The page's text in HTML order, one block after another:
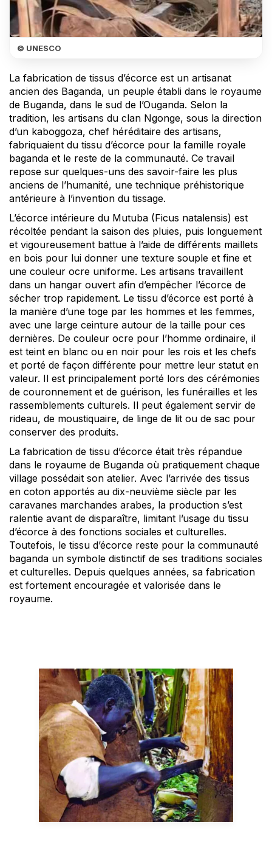
© UNESCO
La fabrication de tissus d’écorce est un artisanat
ancien des Baganda, un peuple établi dans le royaume
de Buganda, dans le sud de l’Ouganda. Selon la
tradition, les artisans du clan Ngonge, sous la direction
d’un kaboggoza, chef héréditaire des artisans,
fabriquaient du tissu d’écorce pour la famille royale
baganda et le reste de la communauté. Ce travail
repose sur quelques-uns des savoir-faire les plus
anciens de l’humanité, une technique préhistorique
antérieure à l’invention du tissage.
L’écorce intérieure du Mutuba (Ficus natalensis) est
récoltée pendant la saison des pluies, puis longuement
et vigoureusement battue à l’aide de différents maillets
en bois pour lui donner une texture souple et fine et
une couleur ocre uniforme. Les artisans travaillent
dans un hangar ouvert afin d’empêcher l’écorce de
sécher trop rapidement. Le tissu d’écorce est porté à
la manière d’une toge par les hommes et les femmes,
avec une large ceinture autour de la taille pour ces
dernières. De couleur ocre pour l’homme ordinaire, il
est teint en blanc ou en noir pour les rois et les chefs
et porté de façon différente pour mettre leur statut en
valeur. Il est principalement porté lors des cérémonies
de couronnement et de guérison, les funérailles et les
rassemblements culturels. Il peut également servir de
rideau, de moustiquaire, de linge de lit ou de sac pour
conserver des produits.
La fabrication de tissu d’écorce était très répandue
dans le royaume de Buganda où pratiquement chaque
village possédait son atelier. Avec l’arrivée des tissus
en coton apportés au dix-neuvième siècle par les
caravanes marchandes arabes, la production s’est
ralentie avant de disparaître, limitant l’usage du tissu
d’écorce à des fonctions sociales et culturelles.
Toutefois, le tissu d’écorce reste pour la communauté
baganda un symbole distinctif de ses traditions sociales
et culturelles. Depuis quelques années, sa fabrication
est fortement encouragée et valorisée dans le
royaume.